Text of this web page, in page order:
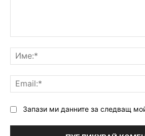
Запази ми данните за следващ